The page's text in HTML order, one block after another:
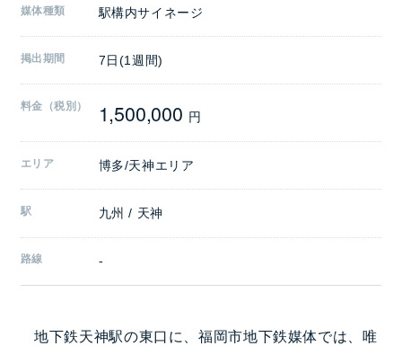
媒体種類 駅構内サイネージ
掲出期間 7日(1週間)
料金（税別） 1,500,000 円
エリア 博多/天神エリア
駅 九州 / 天神
路線 -
地下鉄天神駅の東口に、福岡市地下鉄媒体では、唯